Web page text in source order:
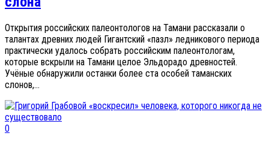
Открытия российских палеонтологов на Тамани рассказали о
талантах древних людей Гигантский «пазл» ледникового периода
практически удалось собрать российским палеонтологам,
которые вскрыли на Тамани целое Эльдорадо древностей.
Учёные обнаружили останки более ста особей таманских
слонов,...
0